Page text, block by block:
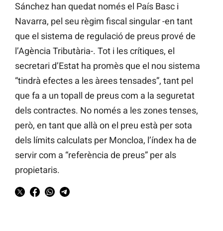
Sánchez han quedat només el País Basc i
Navarra, pel seu règim fiscal singular -en tant
que el sistema de regulació de preus prové de
l’Agència Tributària-. Tot i les crítiques, el
secretari d’Estat ha promès que el nou sistema
“tindrà efectes a les àrees tensades”, tant pel
que fa a un topall de preus com a la seguretat
dels contractes. No només a les zones tenses,
però, en tant que allà on el preu està per sota
dels límits calculats per Moncloa, l’índex ha de
servir com a “referència de preus” per als
propietaris.